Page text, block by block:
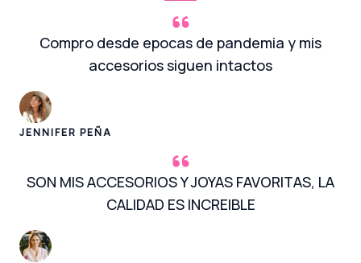
Compro desde epocas de pandemia y mis
accesorios siguen intactos
JENNIFER PEÑA
SON MIS ACCESORIOS Y JOYAS FAVORITAS, LA
CALIDAD ES INCREIBLE